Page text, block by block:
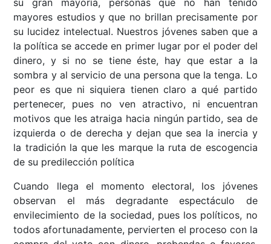
su gran mayoría, personas que no han tenido
mayores estudios y que no brillan precisamente por
su lucidez intelectual. Nuestros jóvenes saben que a
la política se accede en primer lugar por el poder del
dinero, y si no se tiene éste, hay que estar a la
sombra y al servicio de una persona que la tenga. Lo
peor es que ni siquiera tienen claro a qué partido
pertenecer, pues no ven atractivo, ni encuentran
motivos que les atraiga hacia ningún partido, sea de
izquierda o de derecha y dejan que sea la inercia y
la tradición la que les marque la ruta de escogencia
de su predilección política
Cuando llega el momento electoral, los jóvenes
observan el más degradante espectáculo de
envilecimiento de la sociedad, pues los políticos, no
todos afortunadamente, pervierten el proceso con la